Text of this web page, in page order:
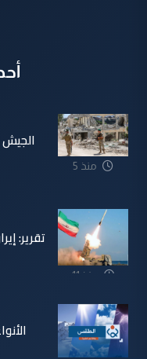
منذ 5
الجيش
منذ 11
تقرير: